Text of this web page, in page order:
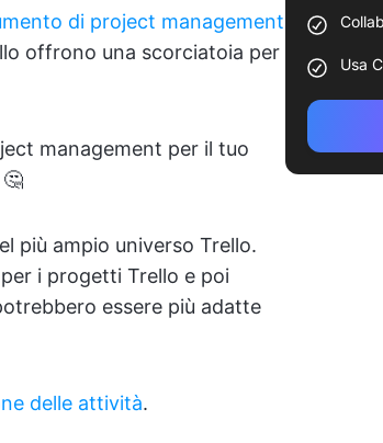
di project management
offrono una scorciatoia per
management per il tuo
🤔
più ampio universo Trello.
i progetti Trello e poi
essere più adatte
delle attività.
Usa